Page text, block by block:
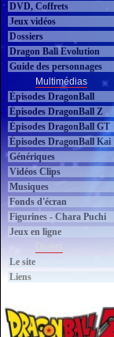
DVD, Coffrets
Jeux vidéos
Dossiers
Dragon Ball Evolution
Guide des personnages
Multimédias
Épisodes DragonBall
Épisodes DragonBall Z
Épisodes DragonBall GT
Épisodes DragonBall Kai
Génériques
Vidéos Clips
Musiques
Fonds d'écran
Figurines - Chara Puchi
Jeux en ligne
Le site
Liens